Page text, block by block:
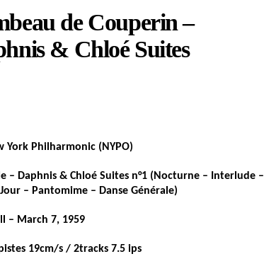
de Couperin –
& Chloé Suites
York Philharmonic (NYPO)
– Daphnis & Chloé Suites n°1 (Nocturne – Interlude –
– Pantomime – Danse Générale)
– March 7, 1959
19cm/s / 2tracks 7.5 ips